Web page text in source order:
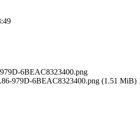
979D-6BEAC8323400.png (1.51 MiB)